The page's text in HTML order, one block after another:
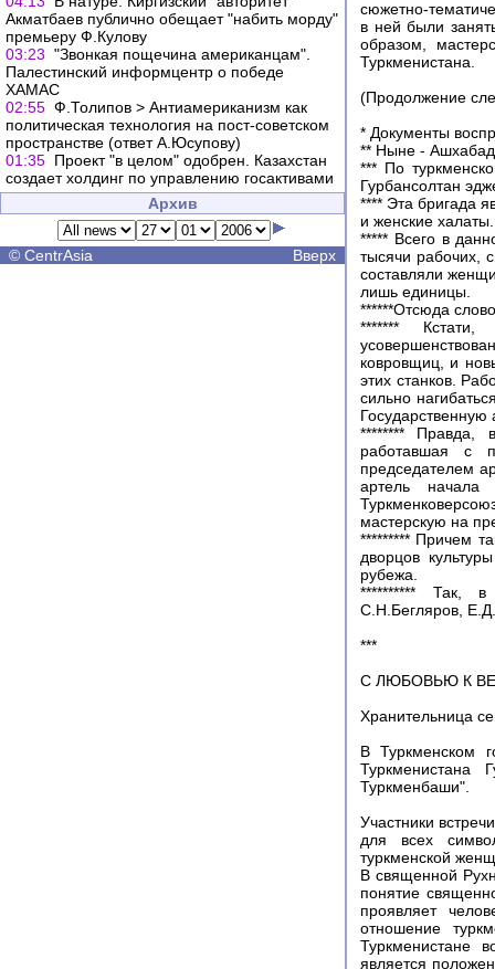
Акматбаев публично обещает "набить морду"
премьеру Ф.Кулову
03:23 "Звонкая пощечина американцам".
Палестинский информцентр о победе
ХАМАС
02:55 Ф.Толипов > Антиамериканизм как
политическая технология на пост-советском
пространстве (ответ А.Юсупову)
01:35 Проект "в целом" одобрен. Казахстан
создает холдинг по управлению госактивами
Архив
© CentrAsia Вверх
сюжетно-
в ней были
образом,
Туркменистана.
(Продолжение
* Документы
** Ныне -
*** По
Гурбансолтан
**** Эта бригада
и женские халаты.
***** Всего в
тысячи рабочих,
составляли
лишь единицы.
******Отсюда
******* Кстати,
ковровщиц, и
этих станков.
сильно
******** Правда,
работавшая с
председателем
артель
мастерскую на
********* Причем
дворцов
рубежа.
********** Так, в
С.Н.Бегляров,
***
С ЛЮБОВЬЮ К
Хранительница
В Туркменском
Туркменистана
Туркменбаши".
Участники
для всех
туркменской
В священной
понятие
проявляет
отношение
Туркменистане
является